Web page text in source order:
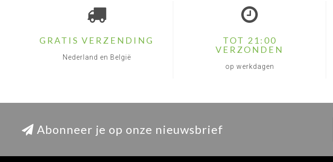
GRATIS VERZENDING
Nederland en België
TOT 21:00
VERZONDEN
op werkdagen
Abonneer je op onze nieuwsbrief